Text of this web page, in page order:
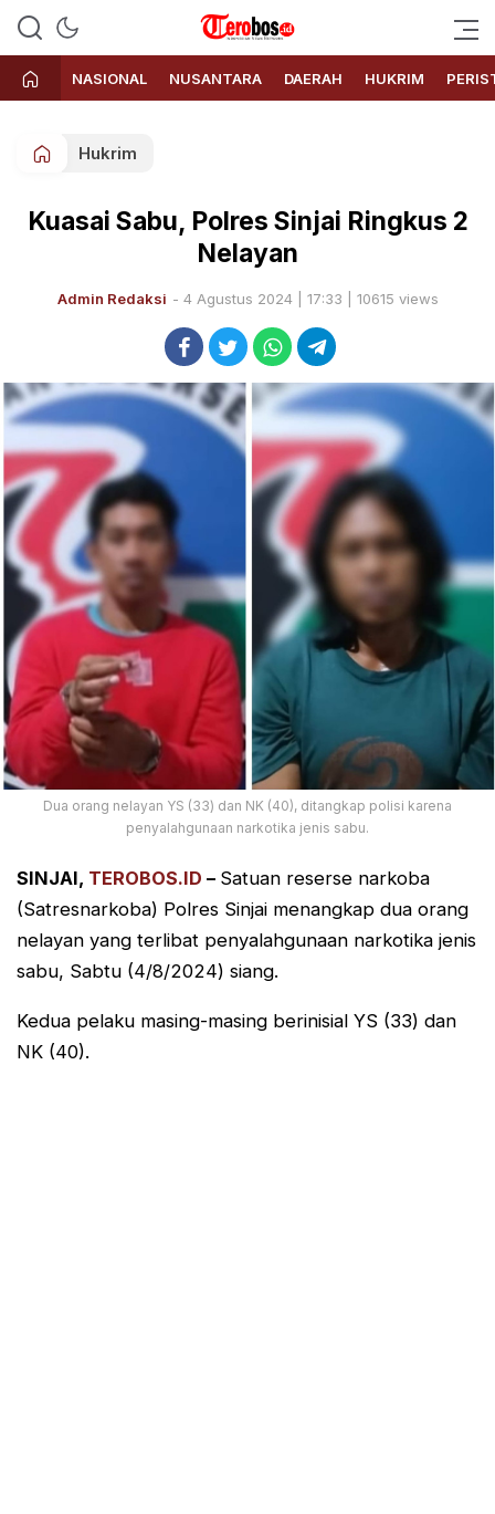
Terobos.id – Kabar terkini dari
Indonesia
Media siber yang menyajikan
berita terbaru dan kabar terkini
dari Indonesia untuk dunia
NASIONAL NUSANTARA DAERAH HUKRIM
Hukrim
Kuasai Sabu, Polres Sinjai Ringkus 2
Nelayan
Admin Redaksi - 4 Agustus 2024 | 17:33 | 10615 views
Dua orang nelayan YS (33) dan NK (40), ditangkap polisi karena
penyalahgunaan narkotika jenis sabu.
SINJAI, TEROBOS.ID – Satuan reserse narkoba
(Satresnarkoba) Polres Sinjai menangkap dua orang
nelayan yang terlibat penyalahgunaan narkotika jenis
sabu, Sabtu (4/8/2024) siang.
Kedua pelaku masing-masing berinisial YS (33) dan
NK (40).